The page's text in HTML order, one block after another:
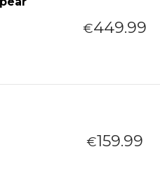
€449.99
€159.99